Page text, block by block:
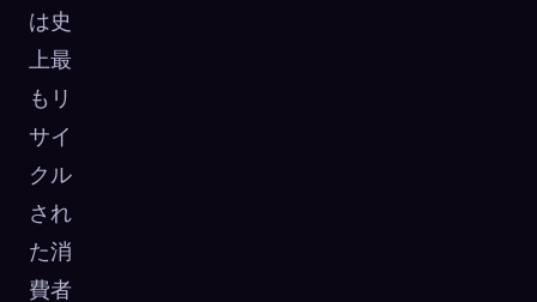
は史
上最
もリ
サイ
クル
され
た消
費者